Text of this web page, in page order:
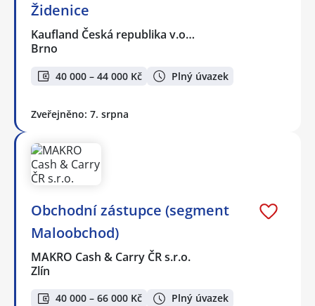
Židenice
Kaufland Česká republika v.o…
Brno
40 000 – 44 000 Kč Plný úvazek
Zveřejněno: 7. srpna
Obchodní zástupce (segment
Maloobchod)
MAKRO Cash & Carry ČR s.r.o.
Zlín
40 000 – 66 000 Kč Plný úvazek